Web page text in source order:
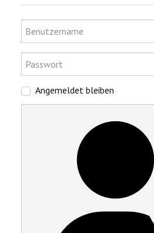
Benutzername
Passwort
Angemeldet bleiben